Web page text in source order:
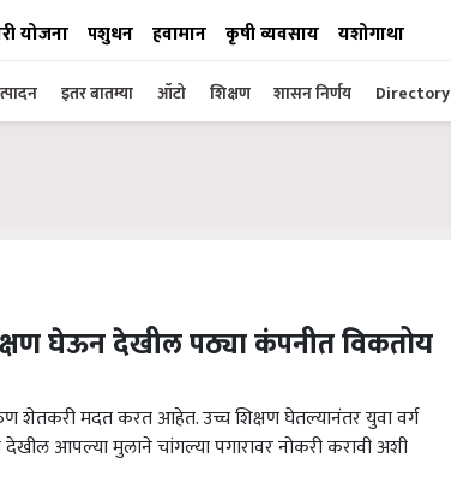
योजना पशुधन हवामान कृषी व्यवसाय यशोगाथा
इतर बातम्या ऑटो शिक्षण शासन निर्णय Directory
घेऊन देखील पठ्या कंपनीत विकतोय
शेतकरी मदत करत आहेत. उच्च शिक्षण घेतल्यानंतर युवा वर्ग
आपल्या मुलाने चांगल्या पगारावर नोकरी करावी अशी